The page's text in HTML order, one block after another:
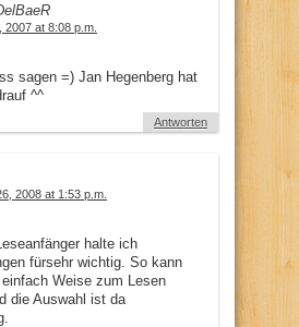
2007 at 8:08 p.m.
sagen =) Jan Hegenberg hat
^^
Antworten
2008 at 1:53 p.m.
halte ich
fürsehr wichtig. So kann
Weise zum Lesen
die Auswahl ist da